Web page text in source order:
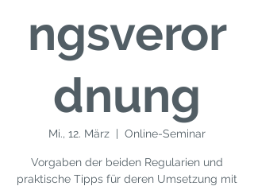
ngsveror
dnung
Mi., 12. März Online-Seminar
Vorgaben der beiden Regularien und
praktische Tipps für deren Umsetzung mit